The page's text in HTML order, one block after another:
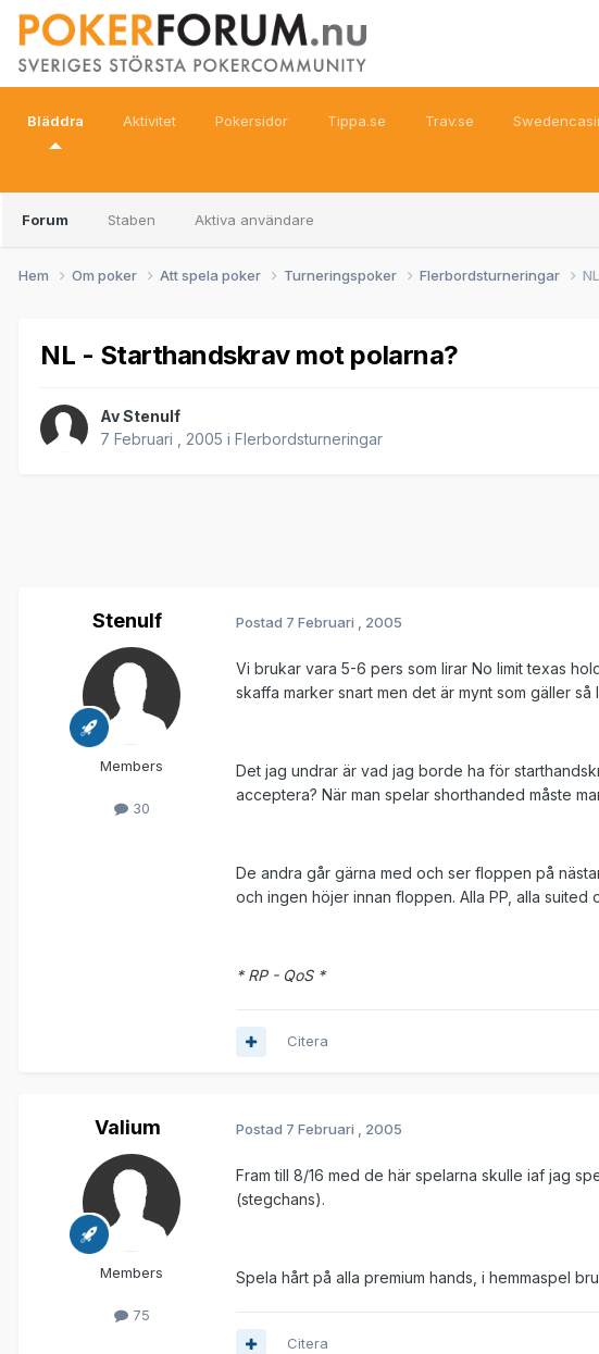
Bläddra
Forum Staben Aktiva användare
Aktivitet Pokersidor Tippa.se Trav.se
Hem Om poker Att spela poker Turneringspoker Flerbordsturneringar
NL - Starthandskrav mot polarna?
AvStenulf
7 Februari , 2005 i Flerbordsturneringar
Stenulf
Members
30
Postad 7 Februari , 2005
Vi brukar vara 5-6 pers som lirar No limit texas
skaffa marker snart men det är mynt som gäller
Det jag undrar är vad jag borde ha för
acceptera? När man spelar shorthanded måste
De andra går gärna med och ser floppen på
och ingen höjer innan floppen. Alla PP, alla
* RP - QoS *
Citera
Valium
Members
75
Postad 7 Februari , 2005
Fram till 8/16 med de här spelarna skulle iaf jag
(stegchans).
Spela hårt på alla premium hands, i hemmaspel
Citera